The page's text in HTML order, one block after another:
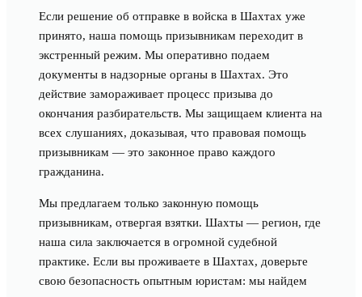
Если решение об отправке в войска в Шахтах уже
принято, наша помощь призывникам переходит в
экстренный режим. Мы оперативно подаем
документы в надзорные органы в Шахтах. Это
действие замораживает процесс призыва до
окончания разбирательств. Мы защищаем клиента на
всех слушаниях, доказывая, что правовая помощь
призывникам — это законное право каждого
гражданина.
Мы предлагаем только законную помощь
призывникам, отвергая взятки. Шахты — регион, где
наша сила заключается в огромной судебной
практике. Если вы проживаете в Шахтах, доверьте
свою безопасность опытным юристам: мы найдем